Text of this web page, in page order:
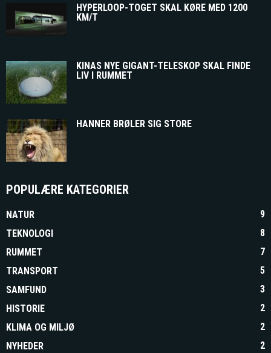
HYPERLOOP-TOGET SKAL KØRE MED 1200
KM/T
KINAS NYE GIGANT-TELESKOP SKAL FINDE
LIV I RUMMET
HANNER BRØLER SIG STORE
POPULÆRE KATEGORIER
NATUR
9
TEKNOLOGI
8
RUMMET
7
TRANSPORT
5
SAMFUND
3
HISTORIE
2
KLIMA OG MILJØ
2
NYHEDER
2